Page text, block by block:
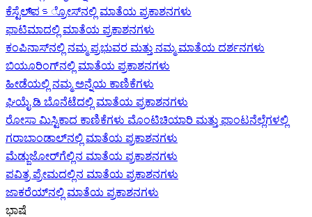
ಕೆಸ್ಟೆಲ್‌ಪെട್ರೋಸ್‌ನಲ್ಲಿ ಮಾತೆಯ ಪ್ರಕಾಶನಗಳು
ಫಾಟಿಮಾದಲ್ಲಿ ಮಾತೆಯ ಪ್ರಕಾಶನಗಳು
ಕಂಪಿನಾಸ್‌ನಲ್ಲಿ ನಮ್ಮ ಪ್ರಭುವರ ಮತ್ತು ನಮ್ಮ ಮಾತೆಯ ದರ್ಶನಗಳು
ಬಿಯೂರಿಂಗ್‌ನಲ್ಲಿ ಮಾತೆಯ ಪ್ರಕಾಶನಗಳು
ಹೀಡೆಯಲ್ಲಿ ನಮ್ಮ ಅನ್ನೆಯ ಕಾಣಿಕೆಗಳು
ಘಿಯೈ ಡಿ ಬೊನೆಟೆದಲ್ಲಿ ಮಾತೆಯ ಪ್ರಕಾಶನಗಳು
ರೋಸಾ ಮಿಸ್ಟಿಕಾದ ಕಾಣಿಕೆಗಳು ಮೊಂಟಿಚಿಯಾರಿ ಮತ್ತು ಫಾಂಟನೆಲ್ಲೆಗಳಲ್ಲಿ
ಗರಾಬಾಂಡಾಲ್‌ನಲ್ಲಿ ಮಾತೆಯ ಪ್ರಕಾಶನಗಳು
ಮೆಡ್ಜುಜೋರ್‌ಗೆಲ್ಲಿನ ಮಾತೆಯ ಪ್ರಕಾಶನಗಳು
ಪವಿತ್ರ ಪ್ರೇಮದಲ್ಲಿನ ಮಾತೆಯ ಪ್ರಕಾಶನಗಳು
ಜಾಕರೆಯ್‌ನಲ್ಲಿ ಮಾತೆಯ ಪ್ರಕಾಶನಗಳು
ಭಾಷೆ